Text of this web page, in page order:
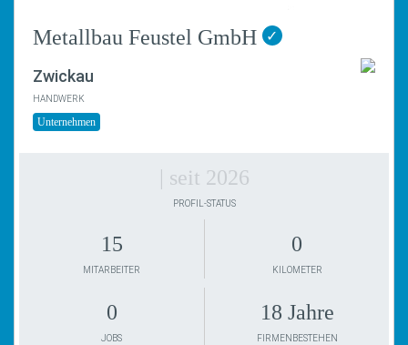
Metallbau Feustel GmbH ✓
Zwickau
HANDWERK
Unternehmen
| seit 2026
PROFIL-STATUS
15
MITARBEITER
0
KILOMETER
0
JOBS
18 Jahre
FIRMENBESTEHEN